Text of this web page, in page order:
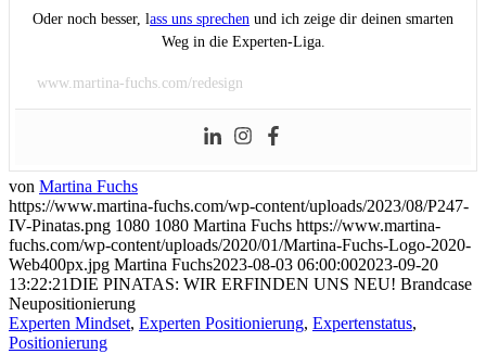
Oder noch besser, lass uns sprechen und ich zeige dir deinen smarten
Weg in die Experten-Liga.
www.martina-fuchs.com/redesign
von Martina Fuchs
https://www.martina-fuchs.com/wp-content/uploads/2023/08/P247-
IV-Pinatas.png 1080 1080 Martina Fuchs https://www.martina-
fuchs.com/wp-content/uploads/2020/01/Martina-Fuchs-Logo-2020-
Web400px.jpg Martina Fuchs2023-08-03 06:00:002023-09-20
13:22:21DIE PINATAS: WIR ERFINDEN UNS NEU! Brandcase
Neupositionierung
Experten Mindset, Experten Positionierung, Expertenstatus,
Positionierung